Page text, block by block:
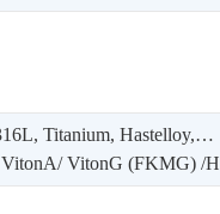
Titanium, Hastelloy,…
VitonG (FKMG) /